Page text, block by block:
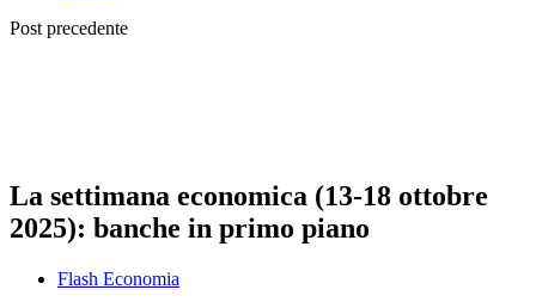
Post precedente
La settimana economica (13-18 ottobre
2025): banche in primo piano
Flash Economia